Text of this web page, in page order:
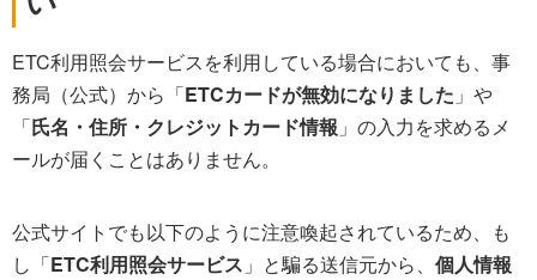
ETC利用照会サービスを利用している場合においても、事
務局（公式）から「ETCカードが無効になりました 」や
「氏名・住所・クレジットカード情報 」の入力を求めるメ
ールが届くことはありません。
公式サイトでも以下のように注意喚起されているため、も
し「ETC利用照会サービス 」と騙る送信元から、 個人情報